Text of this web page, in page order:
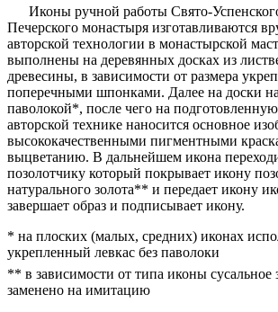
Иконы ручной работы Свято-
Печерского монастыря изготавливаются
авторской технологии в монастырской
выполнены на деревянных досках из
древесины, в зависимости от размера
поперечными шпонками. Далее на доски
паволокой*, после чего на
авторской технике наносится основное
высококачественными пигментными
выцветанию. В дальнейшем икона
позолотчику который покрывает икону
натурального золота** и передает икону
завершает образ и подписывает икону.
* на плоских (малых, средних) иконах
укрепленный левкас без паволоки
** в зависимости от типа иконы сусальное
заменено на имитацию